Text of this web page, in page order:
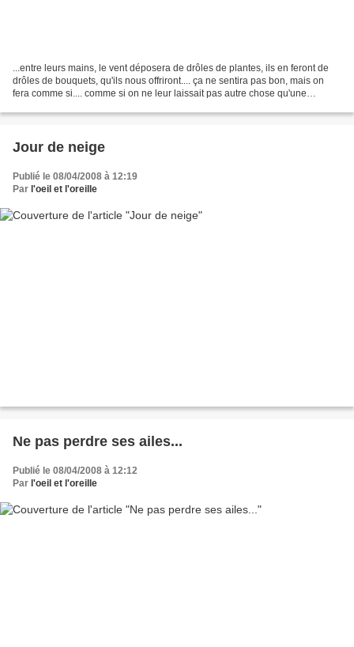
...entre leurs mains, le vent déposera de drôles de plantes, ils en feront de
drôles de bouquets, qu'ils nous offriront.... ça ne sentira pas bon, mais on
fera comme si.... comme si on ne leur laissait pas autre chose qu'une
Jour de neige
Publié le 08/04/2008 à 12:19
Par l'oeil et l'oreille
Ne pas perdre ses ailes...
Publié le 08/04/2008 à 12:12
Par l'oeil et l'oreille